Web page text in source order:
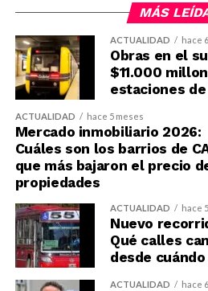
MÁS
ACTUALIDAD hace
Obras en el
$11.000
estaciones
ACTUALIDAD hace 5 meses
Mercado inmobiliario 2026:
Cuáles son los barrios de
que más bajaron el precio
propiedades
ACTUALIDAD hace
Nuevo
Qué calles
desde
ACTUALIDAD hace